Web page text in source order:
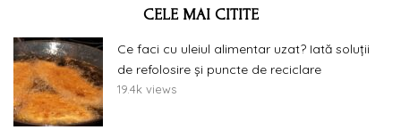
CELE MAI CITITE
Ce faci cu uleiul alimentar uzat? Iată soluții
de refolosire și puncte de reciclare
19.4k views